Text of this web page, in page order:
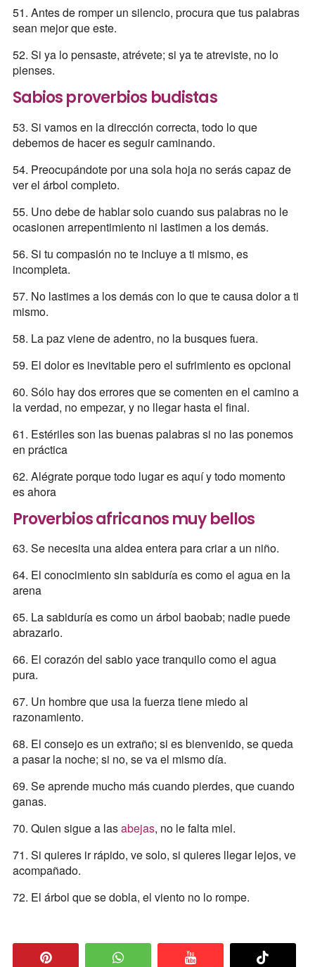
51. Antes de romper un silencio, procura que tus palabras
sean mejor que este.
52. Si ya lo pensaste, atrévete; si ya te atreviste, no lo
pienses.
Sabios proverbios budistas
53. Si vamos en la dirección correcta, todo lo que
debemos de hacer es seguir caminando.
54. Preocupándote por una sola hoja no serás capaz de
ver el árbol completo.
55. Uno debe de hablar solo cuando sus palabras no le
ocasionen arrepentimiento ni lastimen a los demás.
56. Si tu compasión no te incluye a ti mismo, es
incompleta.
57. No lastimes a los demás con lo que te causa dolor a ti
mismo.
58. La paz viene de adentro, no la busques fuera.
59. El dolor es inevitable pero el sufrimiento es opcional
60. Sólo hay dos errores que se comenten en el camino a
la verdad, no empezar, y no llegar hasta el final.
61. Estériles son las buenas palabras si no las ponemos
en práctica
62. Alégrate porque todo lugar es aquí y todo momento
es ahora
Proverbios africanos muy bellos
63. Se necesita una aldea entera para criar a un niño.
64. El conocimiento sin sabiduría es como el agua en la
arena
65. La sabiduría es como un árbol baobab; nadie puede
abrazarlo.
66. El corazón del sabio yace tranquilo como el agua
pura.
67. Un hombre que usa la fuerza tiene miedo al
razonamiento.
68. El consejo es un extraño; si es bienvenido, se queda
a pasar la noche; si no, se va el mismo día.
69. Se aprende mucho más cuando pierdes, que cuando
ganas.
70. Quien sigue a lasabejas, no le falta miel.
71. Si quieres ir rápido, ve solo, si quieres llegar lejos, ve
acompañado.
72. El árbol que se dobla, el viento no lo rompe.